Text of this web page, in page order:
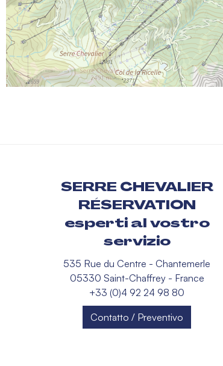
SERRE CHEVALIER
RÉSERVATION
esperti al vostro
servizio
535 Rue du Centre - Chantemerle
05330 Saint-Chaffrey - France
+33 (0)4 92 24 98 80
Contatto / Preventivo